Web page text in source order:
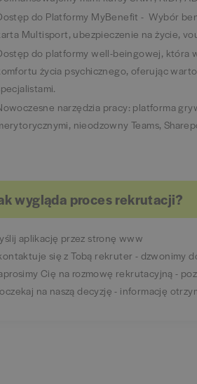
do Platformy MyBenefit - Wybór
Multisport, ubezpieczenie na życie,
do platformy well-beingowej, która
życia psychicznego, oferując
narzędzia pracy: platforma
nieodzowny Teams,
wygląda proces rekrutacji?
aplikację przez stronę www
się z Tobą rekruter - dzwonimy
Cię na rozmowę rekrutacyjną -
na naszą decyzję - informację